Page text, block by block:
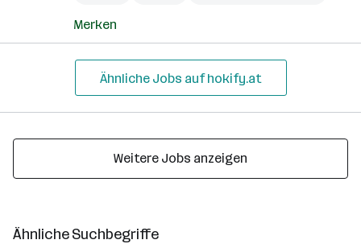
Merken
Ähnliche Jobs auf hokify.at
Weitere Jobs anzeigen
Ähnliche Suchbegriffe